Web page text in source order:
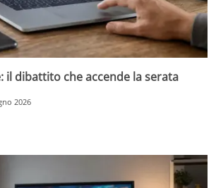
il dibattito che accende la serata
2026